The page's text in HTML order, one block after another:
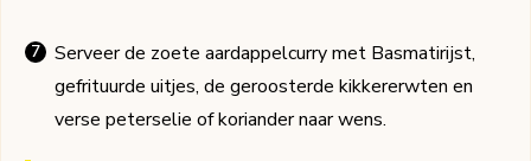
Serveer de zoete aardappelcurry met Basmatirijst,
gefrituurde uitjes, de geroosterde kikkererwten en
verse peterselie of koriander naar wens.